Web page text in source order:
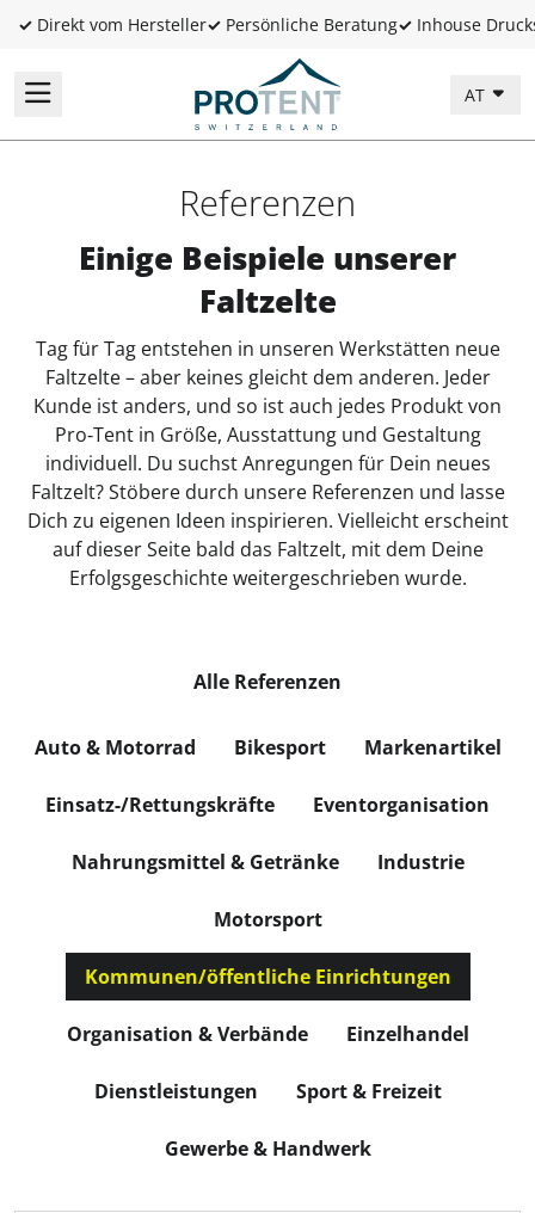
✓ Direkt vom Hersteller✓ Persönliche Beratung✓ Inhouse
AT
Referenzen
Einige Beispiele unserer
Faltzelte
Tag für Tag entstehen in unseren Werkstätten neue
Faltzelte – aber keines gleicht dem anderen. Jeder
Kunde ist anders, und so ist auch jedes Produkt von
Pro‑Tent in Größe, Ausstattung und Gestaltung
individuell. Du suchst Anregungen für Dein neues
Faltzelt? Stöbere durch unsere Referenzen und lasse
Dich zu eigenen Ideen inspirieren. Vielleicht erscheint
auf dieser Seite bald das Faltzelt, mit dem Deine
Erfolgsgeschichte weitergeschrieben wurde.
Alle Referenzen
Auto & Motorrad Bikesport Markenartikel
Einsatz-/Rettungskräfte Eventorganisation
Nahrungsmittel & Getränke Industrie
Motorsport
Kommunen/öffentliche Einrichtungen
Organisation & Verbände Einzelhandel
Dienstleistungen Sport & Freizeit
Gewerbe & Handwerk